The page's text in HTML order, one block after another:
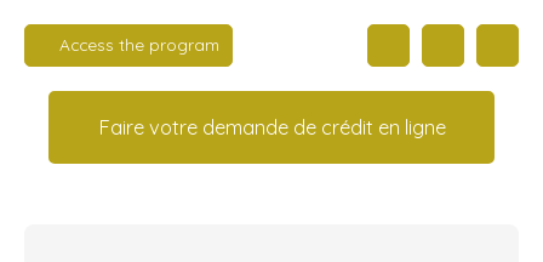
Access the program
Faire votre demande de crédit en ligne